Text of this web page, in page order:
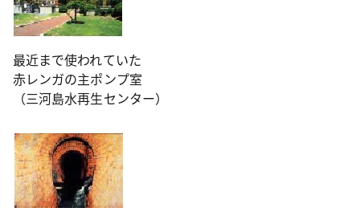
最近まで使われていた
赤レンガの主ポンプ室
（三河島水再生センター）